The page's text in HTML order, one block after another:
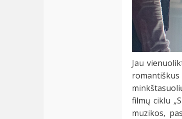
Jau
filmų ciklu
muzikos,